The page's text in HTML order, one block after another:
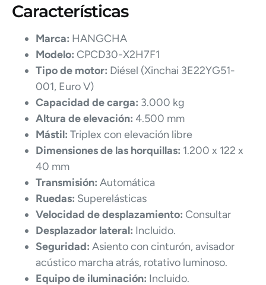
Características
Marca: HANGCHA
Modelo: CPCD30-X2H7F1
Tipo de motor: Diésel (Xinchai 3E22YG51-
001, Euro V)
Capacidad de carga: 3.000 kg
Altura de elevación: 4.500 mm
Mástil: Triplex con elevación libre
Dimensiones de las horquillas: 1.200 x 122 x
40 mm
Transmisión: Automática
Ruedas: Superelásticas
Velocidad de desplazamiento: Consultar
Desplazador lateral: Incluido.
Seguridad: Asiento con cinturón, avisador
acústico marcha atrás, rotativo luminoso.
Equipo de iluminación: Incluido.